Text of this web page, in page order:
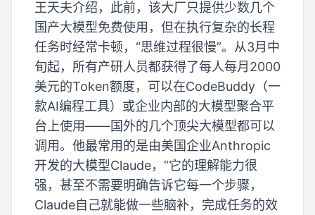
王天夫介绍，此前，该大厂只提供少数几个
国产大模型免费使用，但在执行复杂的长程
任务时经常卡顿，“思维过程很慢”。从3月中
旬起，所有产研人员都获得了每人每月2000
美元的Token额度，可以在CodeBuddy（一
款AI编程工具）或企业内部的大模型聚合平
台上使用——国外的几个顶尖大模型都可以
调用。他最常用的是由美国企业Anthropic
开发的大模型Claude，“它的理解能力很
强，甚至不需要明确告诉它每一个步骤，
Claude自己就能做一些脑补，完成任务的效